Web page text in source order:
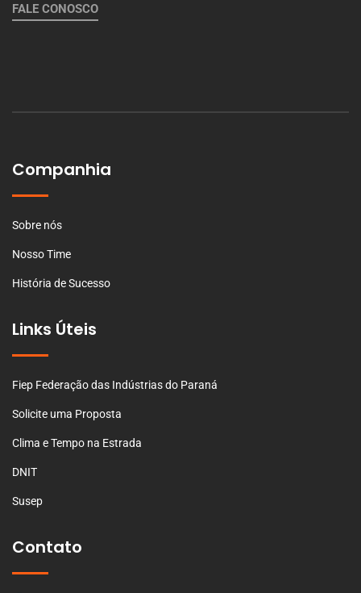
FALE CONOSCO
Companhia
Sobre nós
Nosso Time
História de Sucesso
Links Úteis
Fiep Federação das Indústrias do Paraná
Solicite uma Proposta
Clima e Tempo na Estrada
DNIT
Susep
Contato